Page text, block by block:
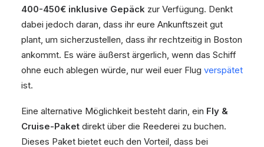
400-450€ inklusive Gepäck zur Verfügung. Denkt
dabei jedoch daran, dass ihr eure Ankunftszeit gut
plant, um sicherzustellen, dass ihr rechtzeitig in Boston
ankommt. Es wäre äußerst ärgerlich, wenn das Schiff
ohne euch ablegen würde, nur weil euer Flug verspätet
ist.
Eine alternative Möglichkeit besteht darin, ein Fly &
Cruise-Paket direkt über die Reederei zu buchen.
Dieses Paket bietet euch den Vorteil, dass bei